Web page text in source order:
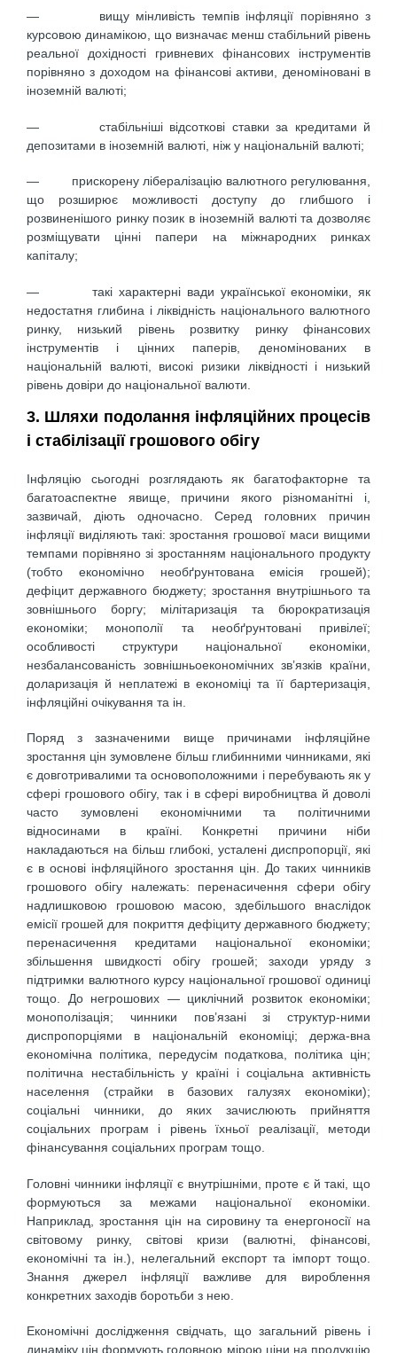
— вищу мінливість темпів інфляції порівняно з
курсовою динамікою, що визначає менш стабільний рівень
реальної дохідності гривневих фінансових інструментів
порівняно з доходом на фінансові активи, деноміновані в
іноземній валюті;
— стабільніші відсоткові ставки за кредитами й
депозитами в іноземній валюті, ніж у національній валюті;
— прискорену лібералізацію валютного регулювання,
що розширює можливості доступу до глибшого і
розвиненішого ринку позик в іноземній валюті та дозволяє
розміщувати цінні папери на міжнародних ринках
капіталу;
— такі характерні вади української економіки, як
недостатня глибина і ліквідність національного валютного
ринку, низький рівень розвитку ринку фінансових
інструментів і цінних паперів, деномінованих в
національній валюті, високі ризики ліквідності і низький
рівень довіри до національної валюти.
3. Шляхи подолання інфляційних процесів
і стабілізації грошового обігу
Інфляцію сьогодні розглядають як багатофакторне та
багатоаспектне явище, причини якого різноманітні і,
зазвичай, діють одночасно. Серед головних причин
інфляції виділяють такі: зростання грошової маси вищими
темпами порівняно зі зростанням національного продукту
(тобто економічно необґрунтована емісія грошей);
дефіцит державного бюджету; зростання внутрішнього та
зовнішнього боргу; мілітаризація та бюрократизація
економіки; монополії та необґрунтовані привілеї;
особливості структури національної економіки,
незбалансованість зовнішньоекономічних зв’язків країни,
доларизація й неплатежі в економіці та її бартеризація,
інфляційні очікування та ін.
Поряд з зазначеними вище причинами інфляційне
зростання цін зумовлене більш глибинними чинниками, які
є довготривалими та основоположними і перебувають як у
сфері грошового обігу, так і в сфері виробництва й доволі
часто зумовлені економічними та політичними
відносинами в країні. Конкретні причини ніби
накладаються на більш глибокі, усталені диспропорції, які
є в основі інфляційного зростання цін. До таких чинників
грошового обігу належать: перенасичення сфери обігу
надлишковою грошовою масою, здебільшого внаслідок
емісії грошей для покриття дефіциту державного бюджету;
перенасичення кредитами національної економіки;
збільшення швидкості обігу грошей; заходи уряду з
підтримки валютного курсу національної грошової одиниці
тощо. До негрошових — циклічний розвиток економіки;
монополізація; чинники пов’язані зі структур-ними
диспропорціями в національній економіці; держа-вна
економічна політика, передусім податкова, політика цін;
політична нестабільність у країні і соціальна активність
населення (страйки в базових галузях економіки);
соціальні чинники, до яких зачислюють прийняття
соціальних програм і рівень їхньої реалізації, методи
фінансування соціальних програм тощо.
Головні чинники інфляції є внутрішніми, проте є й такі, що
формуються за межами національної економіки.
Наприклад, зростання цін на сировину та енергоносії на
світовому ринку, світові кризи (валютні, фінансові,
економічні та ін.), нелегальний експорт та імпорт тощо.
Знання джерел інфляції важливе для вироблення
конкретних заходів боротьби з нею.
Економічні дослідження свідчать, що загальний рівень і
динаміку цін формують головною мірою ціни на продукцію